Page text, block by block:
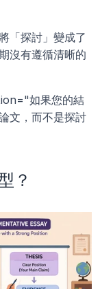
「探討」變成了
沒有遵循清晰的
如果您的結
文，而不是探討
？